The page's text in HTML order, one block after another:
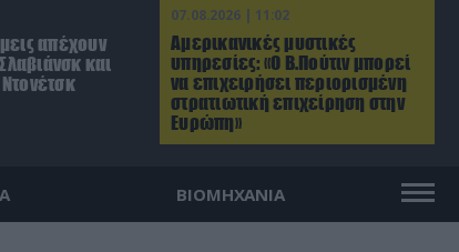
07.08.2026 | 11:02
Αμερικανικές μυστικές
υπηρεσίες: «Ο Β.Πούτιν μπορεί
να επιχειρήσει περιορισμένη
στρατιωτική επιχείρηση στην
Ευρώπη»
απέχουν
και
ΒΙΟΜΗΧΑΝΙΑ